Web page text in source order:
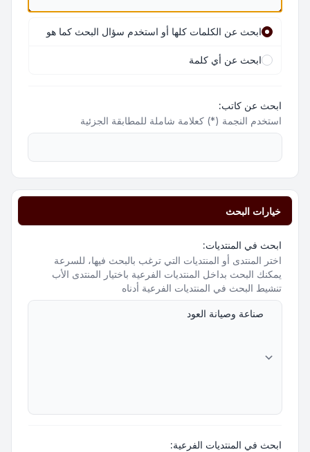
ابحث عن الكلمات كلها أو استخدم سؤال البحث كما هو
ابحث عن أي كلمة
ابحث عن كاتب:
استخدم النجمة (*) كعلامة شاملة للمطابقة الجزئية
خيارات البحث
ابحث في المنتديات:
اختر المنتدى أو المنتديات التي ترغب بالبحث فيها، للسرعة
يمكنك البحث بداخل المنتديات الفرعية باختيار المنتدى الأب
تنشيط البحث في المنتديات الفرعية أدناه
ابحث في المنتديات الفرعية: